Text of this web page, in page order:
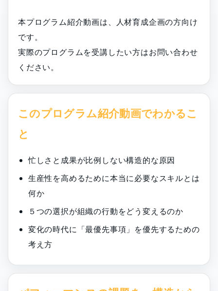
本プログラム紹介動画は、人材育成企画の方向け
です。
実際のプログラムを受講したい方はお問い合わせ
ください。
このプログラム紹介動画でわかるこ
と
忙しさと成果が比例しない構造的な原因
生産性を高めるために本当に必要なスキルとは
何か
５つの選択が組織の行動をどう変えるのか
変化の時代に「最優先事項」を優先するための
考え方